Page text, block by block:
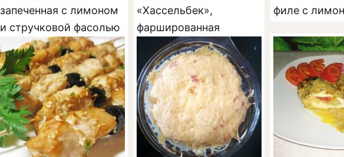
запеченная с лимоном
и стручковой фасолью
«Хассельбек»,
фаршированная
яблоками
филе с